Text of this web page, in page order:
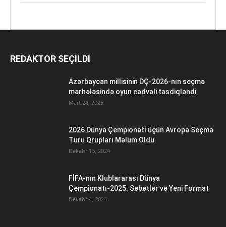
REDAKTOR SEÇILDI
Azərbaycan millisinin DÇ-2026-nın seçmə
mərhələsində oyun cədvəli təsdiqləndi
Mart 24, 2025
2026 Dünya Çempionatı üçün Avropa Seçmə
Turu Qrupları Məlum Oldu
Dekabr 13, 2024
FİFA-nın Klublararası Dünya
Çempionatı-2025: Səbətlər və Yeni Format
Dekabr 4, 2024